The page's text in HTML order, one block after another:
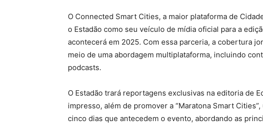
O Connected Smart Cities, a maior plataforma de
o Estadão como seu veículo de mídia oficial para a
acontecerá em 2025. Com essa parceria, a cobertura
meio de uma abordagem multiplataforma, incluindo
podcasts.
O Estadão trará reportagens exclusivas na editoria de
impresso, além de promover a “Maratona Smart
cinco dias que antecedem o evento, abordando as